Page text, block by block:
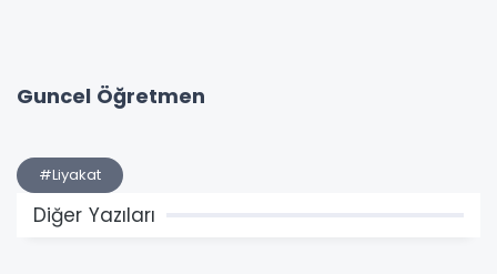
Guncel Öğretmen
#Liyakat
Diğer Yazıları